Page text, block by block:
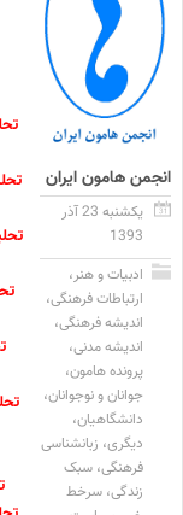
انجمن هامون ایران
یکشنبه 23 آذر
1393
ادبیات و هنر،
ارتباطات فرهنگی،
اندیشه فرهنگی،
اندیشه مدنی،
پرونده هامون،
جوانان و نوجوانان،
دانشگاهیان،
دیگری، زبانشناسی
فرهنگی، سبک
زندگی، سرخط